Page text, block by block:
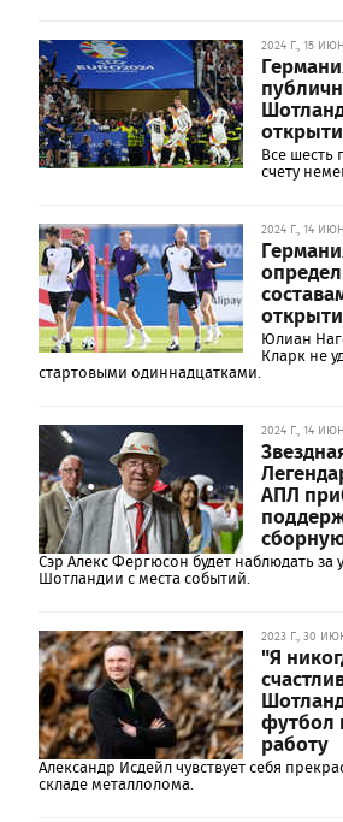
2024 Г., 15
Все шесть
счету
2024 Г., 14
Юлиан
Кларк не
стартовыми одиннадцатками.
2024 Г., 14
АПЛ
Сэр Алекс Фергюсон будет наблюдать за
Шотландии с места событий.
2023 Г., 30
"Я
футбол
работу
Александр Исдейл чувствует себя
складе металлолома.